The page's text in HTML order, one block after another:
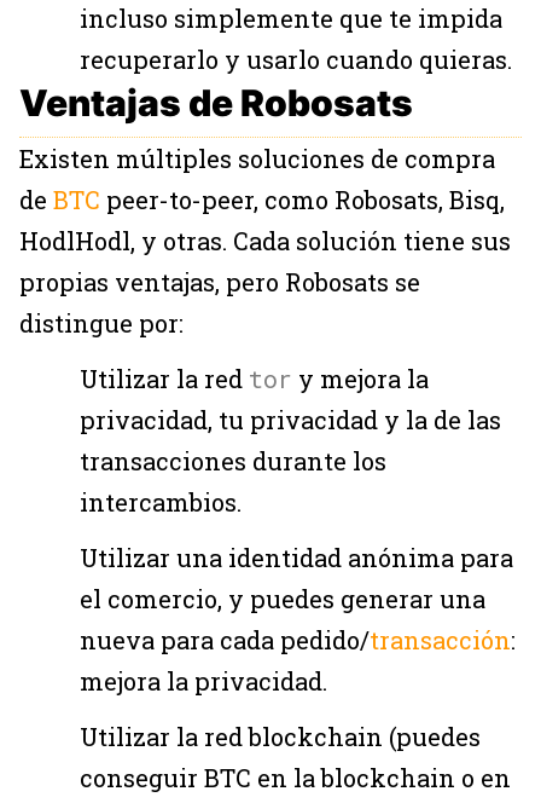
incluso simplemente que te impida
recuperarlo y usarlo cuando quieras.
Ventajas de Robosats
Existen múltiples soluciones de compra
de BTC peer-to-peer, como Robosats, Bisq,
HodlHodl, y otras. Cada solución tiene sus
propias ventajas, pero Robosats se
distingue por:
Utilizar la red tor y mejora la
privacidad, tu privacidad y la de las
transacciones durante los
intercambios.
Utilizar una identidad anónima para
el comercio, y puedes generar una
nueva para cada pedido/transacción:
mejora la privacidad.
Utilizar la red blockchain (puedes
conseguir BTC en la blockchain o en